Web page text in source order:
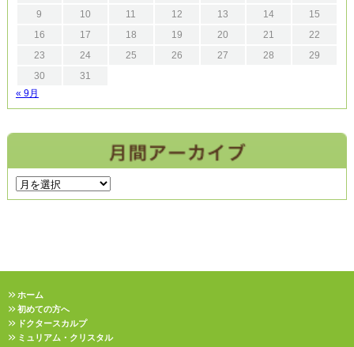
9
10 11 12 13 14
15
16
17 18 19 20 21
22
23
24 25 26 27 28
29
30
31
« 9月
ホーム
初めての方へ
ドクタースカルプ
ミュリアム・クリスタル